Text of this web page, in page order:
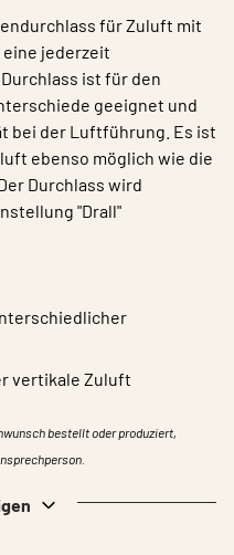
für Zuluft mit
jederzeit
ist für den
geeignet und
bei der Luftführung. Es ist
ebenso möglich wie die
Durchlass wird
"Drall"
vertikale Zuluft
bestellt oder produziert,